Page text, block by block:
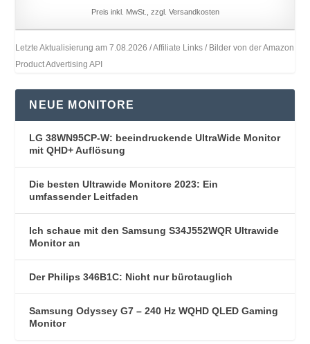
Preis inkl. MwSt., zzgl. Versandkosten
Letzte Aktualisierung am 7.08.2026 / Affiliate Links / Bilder von der Amazon
Product Advertising API
NEUE MONITORE
LG 38WN95CP-W: beeindruckende UltraWide Monitor
mit QHD+ Auflösung
Die besten Ultrawide Monitore 2023: Ein
umfassender Leitfaden
Ich schaue mit den Samsung S34J552WQR Ultrawide
Monitor an
Der Philips 346B1C: Nicht nur bürotauglich
Samsung Odyssey G7 – 240 Hz WQHD QLED Gaming
Monitor